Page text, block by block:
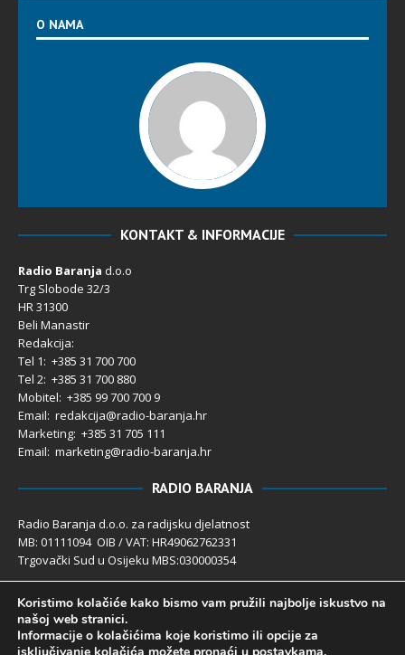
O NAMA
KONTAKT & INFORMACIJE
Radio Baranja d.o.o
Trg Slobode 32/3
HR 31300
Beli Manastir
Redakcija:
Tel 1: +385 31 700 700
Tel 2: +385 31 700 880
Mobitel: +385 99 700 700 9
Email: redakcija@radio-baranja.hr
Marketing: +385 31 705 111
Email: marketing@radio-baranja.hr
RADIO BARANJA
Radio Baranja d.o.o. za radijsku djelatnost
MB: 01111094 OIB / VAT: HR49062762331
Trgovački Sud u Osijeku MBS:030000354
Temeljni kapital 2.600,00 € uplaćen u cijelosti
Poslovni račun PBZ: 2340009-1100121402
IBAN: HR4123400091100121402
Uprava društva: Ivanka Rusan
Koristimo kolačiće kako bismo vam pružili najbolje iskustvo na
našoj web stranici.
Informacije o kolačićima koje koristimo ili opcije za